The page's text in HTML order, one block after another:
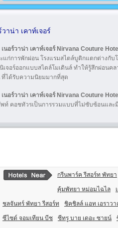
วาน่า เคาท์เจอร์
เนอร์วาน่า เคาท์เจอร์ Nirvana Couture Hotel
แก่การพักผ่อน โรงแรมสไตล์บูติกแตกต่างกับ
เจอร์ออกแบบสไตล์โมเดินล์ ทำให้รู้สึกผ่อน
ที่ได้รับความนิยมมากที่สุด
เนอร์วาน่า เคาท์เจอร์ Nirvana Couture Hotel
ท์ คอชทัวรเป็นการรวมแบบที่ไม่ซับซ้อนและ
กรีนพาร์ค รีสอร์ท พัทยา
คุ้มพัทยา หม่อมไฉไล
ชลจันทร์ พัทยา รีสอร์ท ชิคชิลล์ แอท เอราว
ซีไซด์ จอมเทียน บีช ซีทรู บาย เดอะ ซายน์